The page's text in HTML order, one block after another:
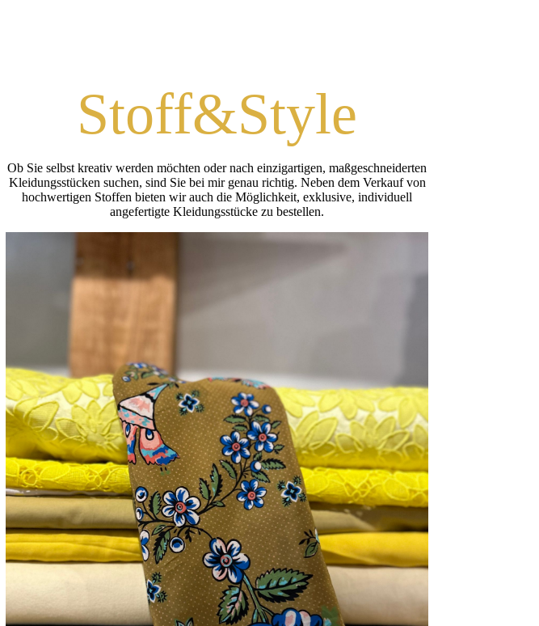
Stoff&Style
Ob Sie selbst kreativ werden möchten oder nach einzigartigen, maßgeschneiderten
Kleidungsstücken suchen, sind Sie bei mir genau richtig. Neben dem Verkauf von
hochwertigen Stoffen bieten wir auch die Möglichkeit, exklusive, individuell
angefertigte Kleidungsstücke zu bestellen.